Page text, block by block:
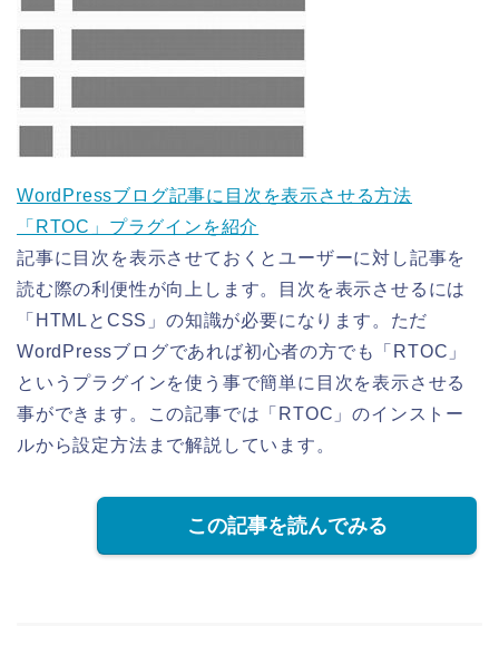
WordPressブログ記事に目次を表示させる方法
「RTOC」プラグインを紹介
記事に目次を表示させておくとユーザーに対し記事を
読む際の利便性が向上します。目次を表示させるには
「HTMLとCSS」の知識が必要になります。ただ
WordPressブログであれば初心者の方でも「RTOC」
というプラグインを使う事で簡単に目次を表示させる
事ができます。この記事では「RTOC」のインストー
ルから設定方法まで解説しています。
この記事を読んでみる